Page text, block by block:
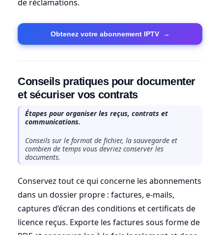
de réclamations.
Obtenez votre abonnement IPTV →
Conseils pratiques pour documenter
et sécuriser vos contrats
Étapes pour organiser les reçus, contrats et
communications.
Conseils sur le format de fichier, la sauvegarde et
combien de temps vous devriez conserver les
documents.
Conservez tout ce qui concerne les abonnements
dans un dossier propre : factures, e-mails,
captures d’écran des conditions et certificats de
licence reçus. Exporte les factures sous forme de